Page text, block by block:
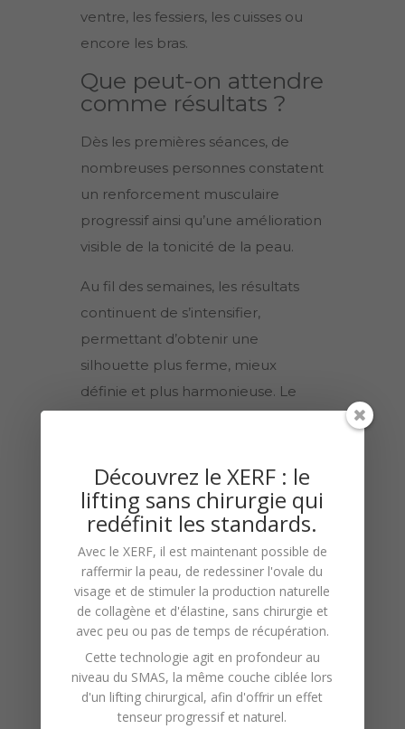
ventre, les fessiers, les cuisses ou
encore les bras.
Que peut-on attendre
comme résultats ?
Dès les premières séances, de
nombreuses personnes constatent
un renforcement musculaire
progressif ainsi qu’une amélioration
visible de la tonicité de la peau.
Au fil des semaines, les résultats
continuent de s’intensifier,
permettant d’obtenir une
silhouette plus ferme, mieux
définie et plus harmonieuse. Le
sur le développement musculaire,
ce qui favorise l’apparition d’un
ventre plus plat et sculpté.
Contrairement à d’autres solutions
esthétiques, Emsculpt Neo est
reconnu pour sa sécurité, son
confort et l’absence d’effets
secondaires majeurs. ChezMaison
DermaSens,chaque traitement
est personnalisé en fonction de vos
Découvrez le XERF : le
lifting sans chirurgie qui
redéfinit les standards.
Avec le XERF, il est maintenant possible de
raffermir la peau, de redessiner l'ovale du
visage et de stimuler la production naturelle
de collagène et d'élastine, sans chirurgie et
avec peu ou pas de temps de récupération.
Cette technologie agit en profondeur au
niveau du SMAS, la même couche ciblée lors
d'un lifting chirurgical, afin d'offrir un effet
tenseur progressif et naturel.